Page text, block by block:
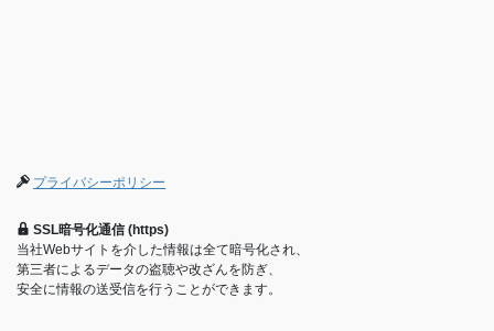
プライバシーポリシー
SSL暗号化通信 (https)
当社Webサイトを介した情報は全て暗号化され、
第三者によるデータの盗聴や改ざんを防ぎ、
安全に情報の送受信を行うことができます。